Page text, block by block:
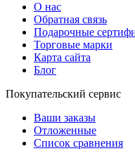
О нас
Обратная связь
Подарочные
Торговые марки
Карта сайта
Блог
Покупательский сервис
Ваши заказы
Отложенные
Список сравнения